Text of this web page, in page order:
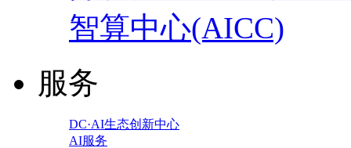
智算中心(AICC)
服务
DC·AI生态创新中心
AI服务